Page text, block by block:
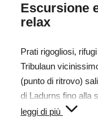
Escursione
relax
Prati rigogliosi,
Tribulaun
(punto di ritrovo)
di Ladurns fino alla
ai laghetti di
leggi di più